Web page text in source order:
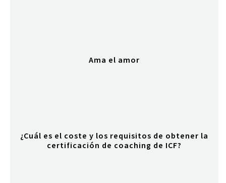
Ama el amor
¿Cuál es el coste y los requisitos de obtener la
certificación de coaching de ICF?